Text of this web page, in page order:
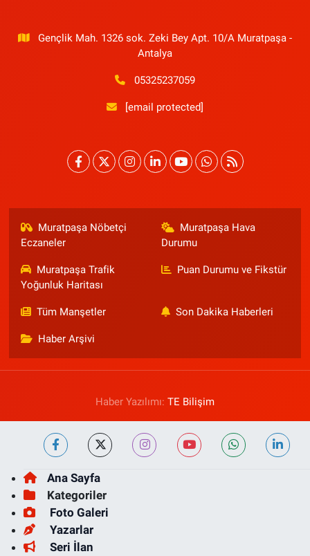
Gençlik Mah. 1326 sok. Zeki Bey Apt. 10/A Muratpaşa -
Antalya
05325237059
[email protected]
Muratpaşa Nöbetçi
Eczaneler
Muratpaşa Hava
Durumu
Muratpaşa Trafik
Yoğunluk Haritası
Puan Durumu ve Fikstür
Tüm Manşetler Son Dakika Haberleri
Haber Arşivi
Haber Yazılımı: TE Bilişim
Ana Sayfa
Kategoriler
Foto Galeri
Yazarlar
Seri İlan